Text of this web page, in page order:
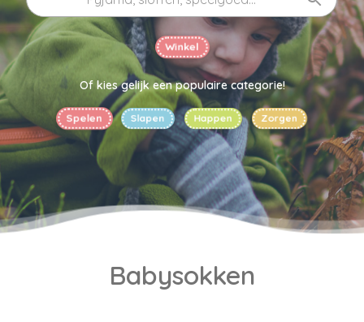
Winkel
Of kies gelijk een populaire categorie!
Spelen Slapen Happen Zorgen
Babysokken